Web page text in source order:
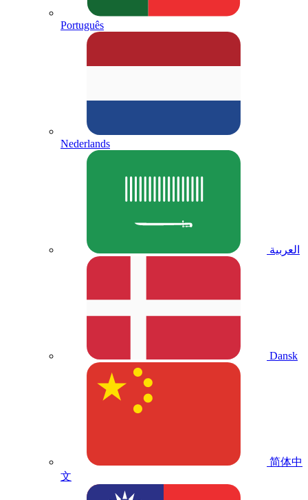
Português
Nederlands
العربية
Dansk
简体中
文